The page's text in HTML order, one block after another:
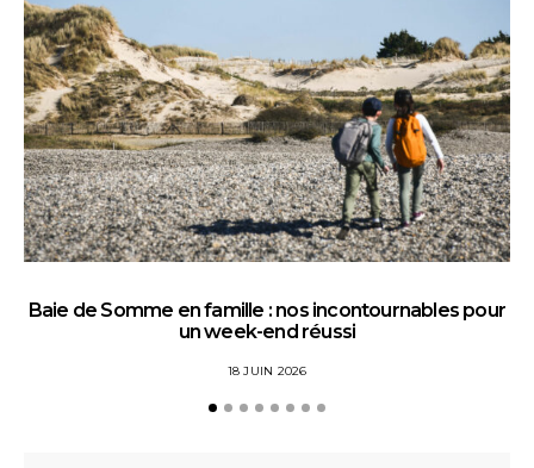
Baie de Somme en famille : nos incontournables pour
un week-end réussi
18 JUIN 2026